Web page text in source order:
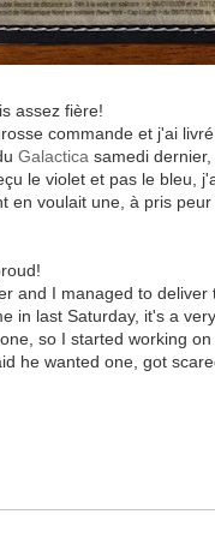
assez fière!
commande et j'ai
Galactica samedi
le violet et pas le bleu,
en voulait une, à pris
and I managed to
in last Saturday, it's a
so I started working
he wanted one, got